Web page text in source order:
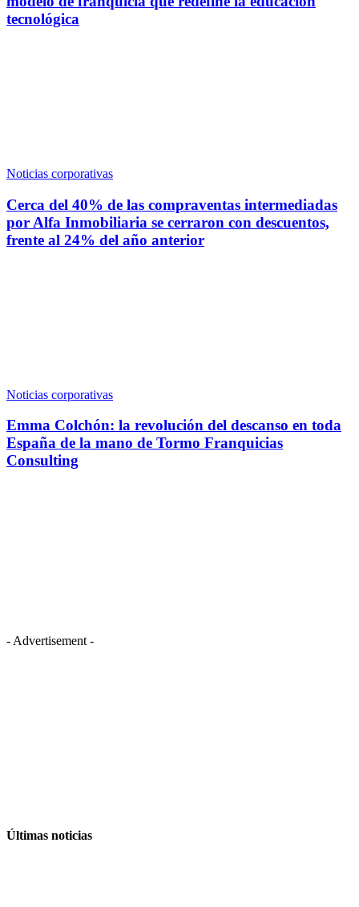
tecnológica
Noticias corporativas
Cerca del 40% de las compraventas intermediadas
por Alfa Inmobiliaria se cerraron con descuentos,
frente al 24% del año anterior
Noticias corporativas
Emma Colchón: la revolución del descanso en toda
España de la mano de Tormo Franquicias
Consulting
- Advertisement -
Últimas noticias